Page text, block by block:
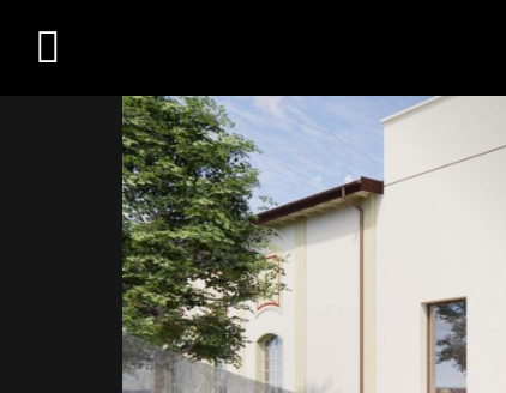
Übersicht
Medien
Kontakt